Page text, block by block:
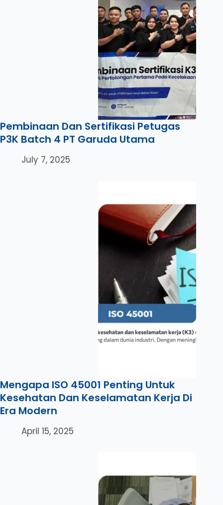
Pembinaan Dan Sertifikasi Petugas
P3K Batch 4 PT Garuda Utama
July 7, 2025
Mengapa ISO 45001 Penting Untuk
Kesehatan Dan Keselamatan Kerja Di
Era Modern
April 15, 2025